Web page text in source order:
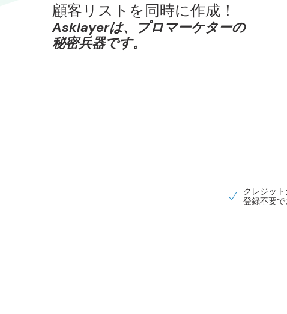
顧客リストを同時に作成！
Asklayerは、プロマーケターの
秘密兵器です。
クレジット
登録不要で